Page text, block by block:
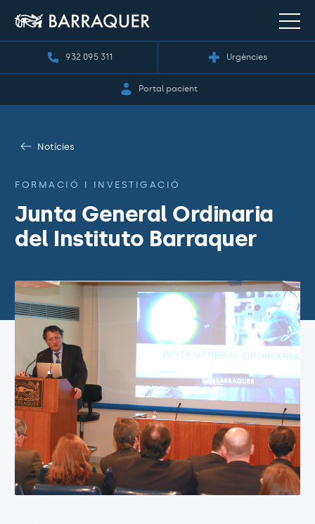
932 095 311 Urgències
Portal pacient
Notícies
FORMACIÓ I INVESTIGACIÓ
Junta General Ordinaria
del Instituto Barraquer